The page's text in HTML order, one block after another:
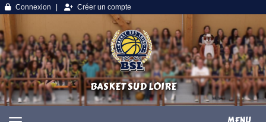
Connexion Créer un compte
BASKET SUD LOIRE
Panneau de gestion des cookies